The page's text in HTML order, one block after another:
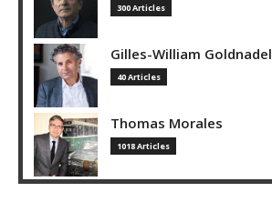
300 Articles
Gilles-William Goldnadel
40 Articles
Thomas Morales
1018 Articles